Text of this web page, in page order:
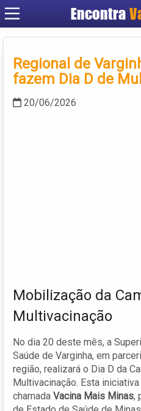
Encontra
Regional de
fazem Dia D de
20/06/2026
Mobilização da
Multivacinação
No dia 20 deste mês, a
Saúde de Varginha, em
região, realizará o Dia D da
Multivacinação. Esta
chamada Vacina Mais Minas,